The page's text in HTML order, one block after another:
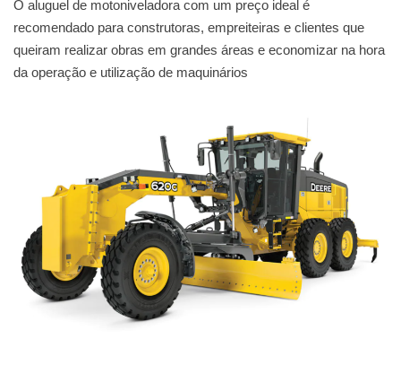
O aluguel de motoniveladora com um preço ideal é
recomendado para construtoras, empreiteiras e clientes que
queiram realizar obras em grandes áreas e economizar na hora
da operação e utilização de maquinários